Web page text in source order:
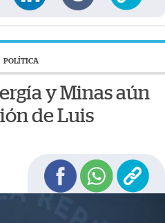
POLÍTICA
y Minas aún
de Luis